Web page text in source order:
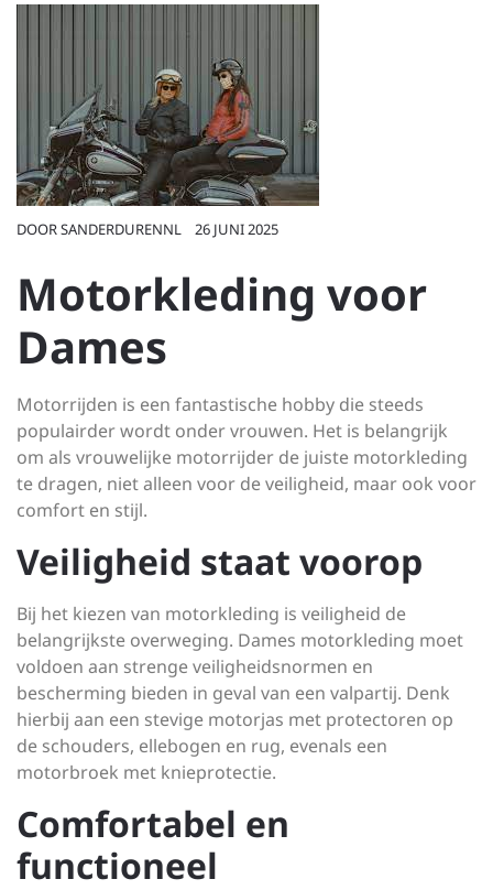
DOORSANDERDURENNL 26 JUNI 2025
Motorkleding voor
Dames
Motorrijden is een fantastische hobby die steeds
populairder wordt onder vrouwen. Het is belangrijk
om als vrouwelijke motorrijder de juiste motorkleding
te dragen, niet alleen voor de veiligheid, maar ook voor
comfort en stijl.
Veiligheid staat voorop
Bij het kiezen van motorkleding is veiligheid de
belangrijkste overweging. Dames motorkleding moet
voldoen aan strenge veiligheidsnormen en
bescherming bieden in geval van een valpartij. Denk
hierbij aan een stevige motorjas met protectoren op
de schouders, ellebogen en rug, evenals een
motorbroek met knieprotectie.
Comfortabel en
functioneel